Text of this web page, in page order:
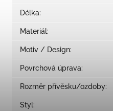
Délka:
Materiál:
Motiv / Design:
Povrchová úprava:
Rozměr přívěsku/ozdoby:
Styl: